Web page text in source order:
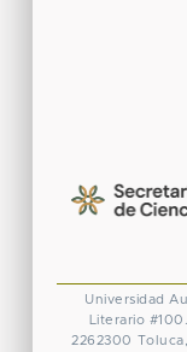
Universidad
Literario
2262300